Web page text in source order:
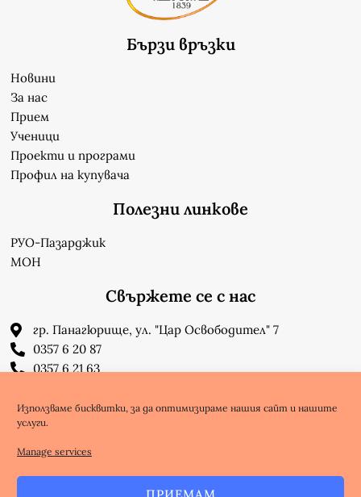
Използваме бисквитки, за да оптимизираме нашия сайт и нашите
услуги.
Manage services
ПРИЕМАМ
Бързи връзки
Новини
За нас
Прием
Ученици
Проекти и програми
Профил на купувача
Полезни линкове
РУО-Пазарджик
МОН
Свържете се с нас
гр. Панагюрище, ул. "Цар Освободител" 7
0357 6 20 87
0357 6 21 63
info-1302623@edu.mon.bg
Facebook
Youtube